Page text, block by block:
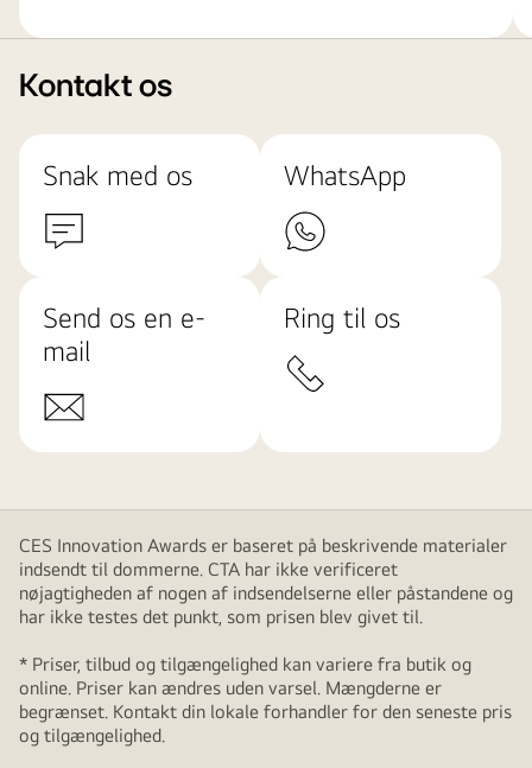
Kontakt os
Snak med os WhatsApp
Send os en e-
mail
Ring til os
CES Innovation Awards er baseret på beskrivende materialer
indsendt til dommerne. CTA har ikke verificeret
nøjagtigheden af nogen af indsendelserne eller påstandene og
har ikke testes det punkt, som prisen blev givet til.
* Priser, tilbud og tilgængelighed kan variere fra butik og
online. Priser kan ændres uden varsel. Mængderne er
begrænset. Kontakt din lokale forhandler for den seneste pris
og tilgængelighed.